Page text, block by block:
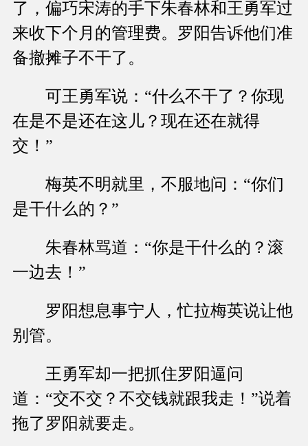
了，偏巧宋涛的手下朱春林和王勇军过
来收下个月的管理费。罗阳告诉他们准
备撤摊子不干了。
可王勇军说：“什么不干了？你现
在是不是还在这儿？现在还在就得
交！”
梅英不明就里，不服地问：“你们
是干什么的？”
朱春林骂道：“你是干什么的？滚
一边去！”
罗阳想息事宁人，忙拉梅英说让他
别管。
王勇军却一把抓住罗阳逼问
道：“交不交？不交钱就跟我走！”说着
拖了罗阳就要走。